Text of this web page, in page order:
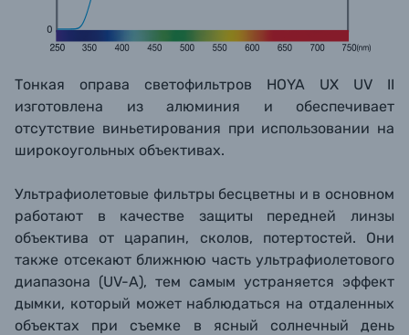
Тонкая оправа светофильтров HOYA UX UV II
изготовлена из алюминия и обеспечивает
отсутствие виньетирования при использовании на
широкоугольных объективах.
Ультрафиолетовые фильтры бесцветны и в основном
работают в качестве защиты передней линзы
объектива от царапин, сколов, потертостей. Они
также отсекают ближнюю часть ультрафиолетового
диапазона (UV-A), тем самым устраняется эффект
дымки, который может наблюдаться на отдаленных
объектах при съемке в ясный солнечный день